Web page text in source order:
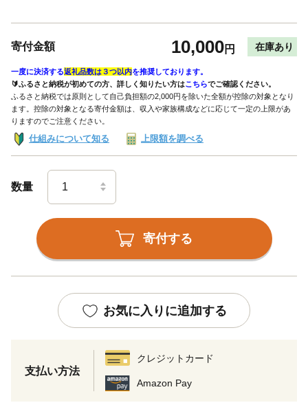
寄付金額 10,000円 在庫あり
一度に決済する返礼品数は３つ以内を推奨しております。
🔰ふるさと納税が初めての方、詳しく知りたい方はこちらでご確認ください。
ふるさと納税では原則として自己負担額の2,000円を除いた全額が控除の対象となり
ます。控除の対象となる寄付金額は、収入や家族構成などに応じて一定の上限があ
りますのでご注意ください。
仕組みについて知る 上限額を調べる
数量
寄付する
お気に入りに追加する
支払い方法
クレジットカード
Amazon Pay